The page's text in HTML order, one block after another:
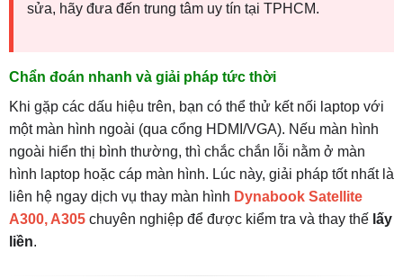
sửa, hãy đưa đến trung tâm uy tín tại TPHCM.
Chẩn đoán nhanh và giải pháp tức thời
Khi gặp các dấu hiệu trên, bạn có thể thử kết nối laptop với
một màn hình ngoài (qua cổng HDMI/VGA). Nếu màn hình
ngoài hiển thị bình thường, thì chắc chắn lỗi nằm ở màn
hình laptop hoặc cáp màn hình. Lúc này, giải pháp tốt nhất là
liên hệ ngay dịch vụ thay màn hình Dynabook Satellite
A300, A305chuyên nghiệp để được kiểm tra và thay thế lấy
liền.